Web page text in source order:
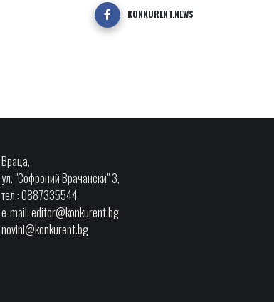
KONKURENT.NEWS
Враца,
ул. "Софроний Врачански" 3,
тел.: 0887335544
e-mail:editor@konkurent.bg
novini@konkurent.bg